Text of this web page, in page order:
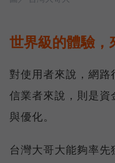
世界級的體驗，
對使用者來說，網
信業者來說，則是
與優化。
台灣大哥大能夠率